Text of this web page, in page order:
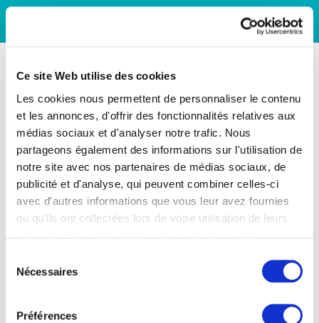
Ce site Web utilise des cookies
Les cookies nous permettent de personnaliser le contenu
et les annonces, d'offrir des fonctionnalités relatives aux
médias sociaux et d'analyser notre trafic. Nous
partageons également des informations sur l'utilisation de
notre site avec nos partenaires de médias sociaux, de
publicité et d'analyse, qui peuvent combiner celles-ci
avec d'autres informations que vous leur avez fournies
ou qu'ils ont collectées lors de votre utilisation de leurs
Nécessaires
Préférences